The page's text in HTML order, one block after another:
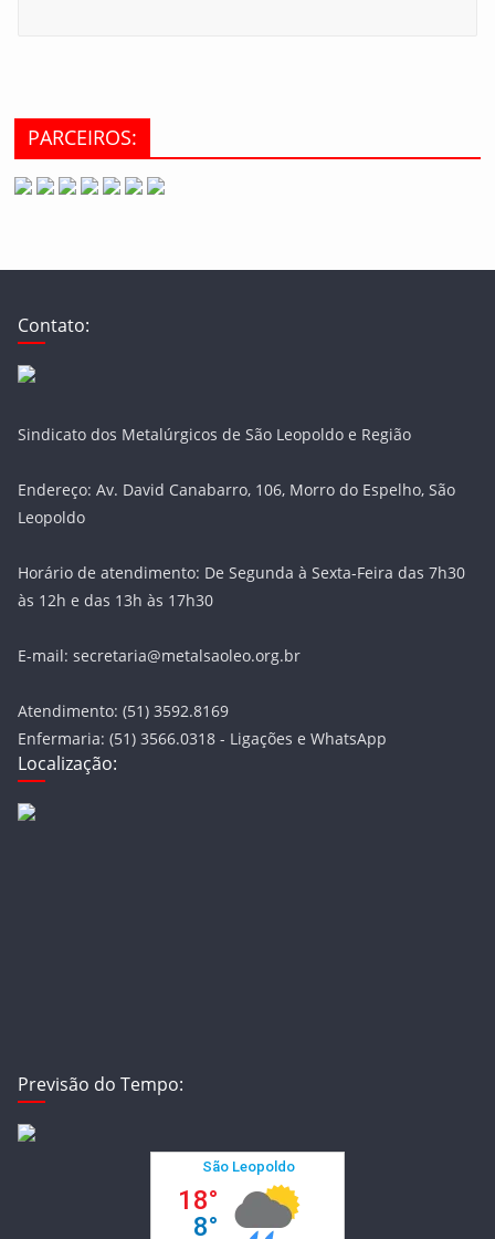
PARCEIROS:
Contato:
Sindicato dos Metalúrgicos de São Leopoldo e Região
Endereço: Av. David Canabarro, 106, Morro do Espelho, São
Leopoldo
Horário de atendimento: De Segunda à Sexta-Feira das 7h30
às 12h e das 13h às 17h30
E-mail: secretaria@metalsaoleo.org.br
Atendimento: (51) 3592.8169
Enfermaria: (51) 3566.0318 - Ligações e WhatsApp
Localização:
Previsão do Tempo: